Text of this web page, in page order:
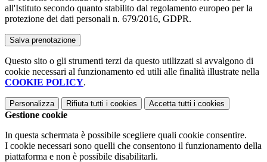
all'Istituto secondo quanto stabilito dal regolamento europeo per la
protezione dei dati personali n. 679/2016, GDPR.
Questo sito o gli strumenti terzi da questo utilizzati si avvalgono di
cookie necessari al funzionamento ed utili alle finalità illustrate nella
COOKIE POLICY.
Personalizza Rifiuta tutti i cookies Accetta tutti i cookies
Gestione cookie
In questa schermata è possibile scegliere quali cookie consentire.
I cookie necessari sono quelli che consentono il funzionamento della
piattaforma e non è possibile disabilitarli.